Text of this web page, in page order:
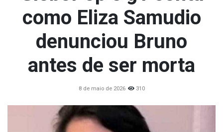
como Eliza Samudio
denunciou Bruno
antes de ser morta
8 de maio de 2026 310